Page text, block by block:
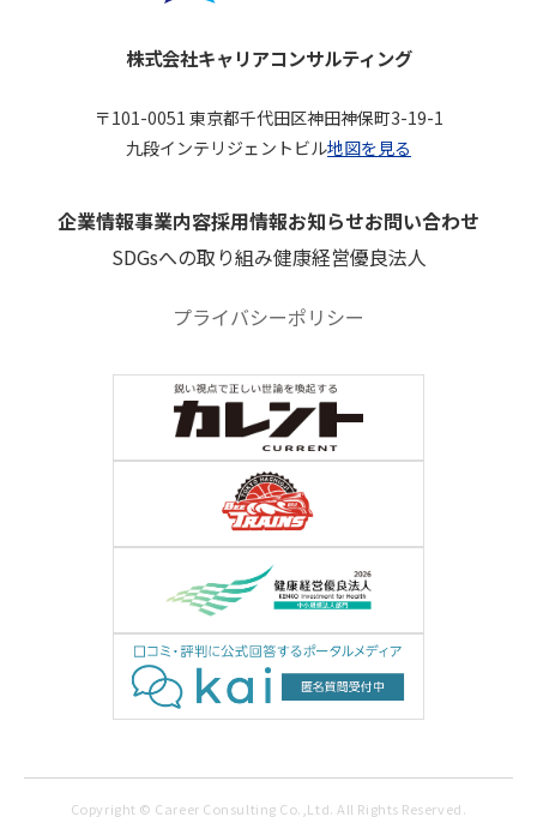
株式会社キャリアコンサルティング
〒101-0051 東京都千代田区神田神保町3-19-1
九段インテリジェントビル地図を見る
企業情報事業内容採用情報お知らせお問い合わせ
SDGsへの取り組み健康経営優良法人
プライバシーポリシー
Copyright © Career Consulting Co.,Ltd. All Rights Reserved.